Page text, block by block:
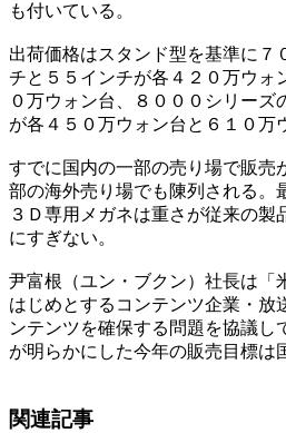
も付いている。
出荷価格はスタンド型を基準に７
チと５５インチが各４２０万ウォ
０万ウォン台、８０００シリーズ
が各４５０万ウォン台と６１０万
すでに国内の一部の売り場で販売
部の海外売り場でも陳列される。
３Ｄ専用メガネは重さが従来の製
にすぎない。
尹富根（ユン・ブクン）社長は「
はじめとするコンテンツ企業・放
ンテンツを確保する問題を協議し
が明らかにした今年の販売目標は
関連記事